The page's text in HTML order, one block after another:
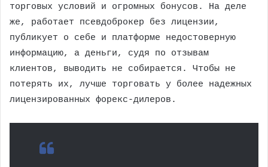
торговых условий и огромных бонусов. На деле
же, работает псевдоброкер без лицензии,
публикует о себе и платформе недостоверную
информацию, а деньги, судя по отзывам
клиентов, выводить не собирается. Чтобы не
потерять их, лучше торговать у более надежных
лицензированных форекс-дилеров.